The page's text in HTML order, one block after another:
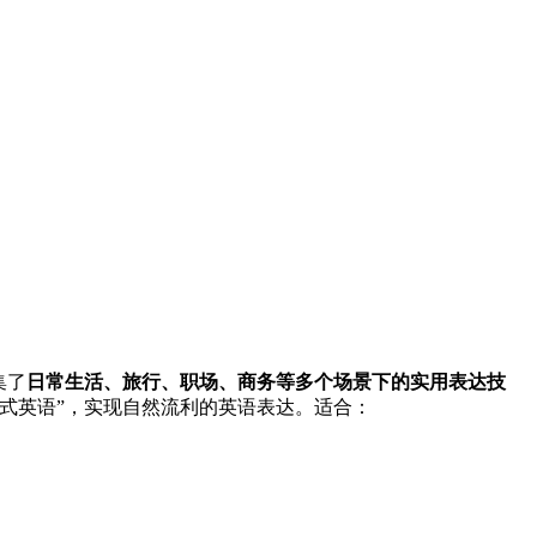
了 日常生活、旅行、职场、商务等多个场景下的实用表达技
语”，实现自然流利的英语表达。适合：